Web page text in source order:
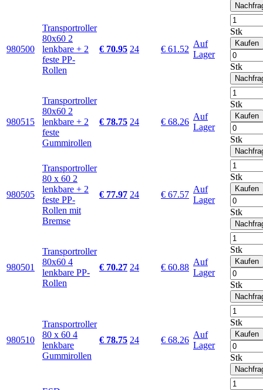
980500
Transportroller
80x60 2
lenkbare + 2
feste PP-
Rollen
€ 70.95 24 € 61.52
Auf
Lager
Stk
Kaufen
Stk
980515
Transportroller
80x60 2
lenkbare + 2
feste
Gummirollen
€ 78.75 24 € 68.26
Auf
Lager
Stk
Kaufen
Stk
980505
Transportroller
80 x 60 2
lenkbare + 2
feste PP-
Rollen mit
Bremse
€ 77.97 24 € 67.57
Auf
Lager
Stk
Kaufen
Stk
980501
Transportroller
80x60 4
lenkbare PP-
Rollen
€ 70.27 24 € 60.88
Auf
Lager
Stk
Kaufen
Stk
980510
Transportroller
80 x 60 4
lenkbare
Gummirollen
€ 78.75 24 € 68.26
Auf
Lager
Stk
Kaufen
Stk